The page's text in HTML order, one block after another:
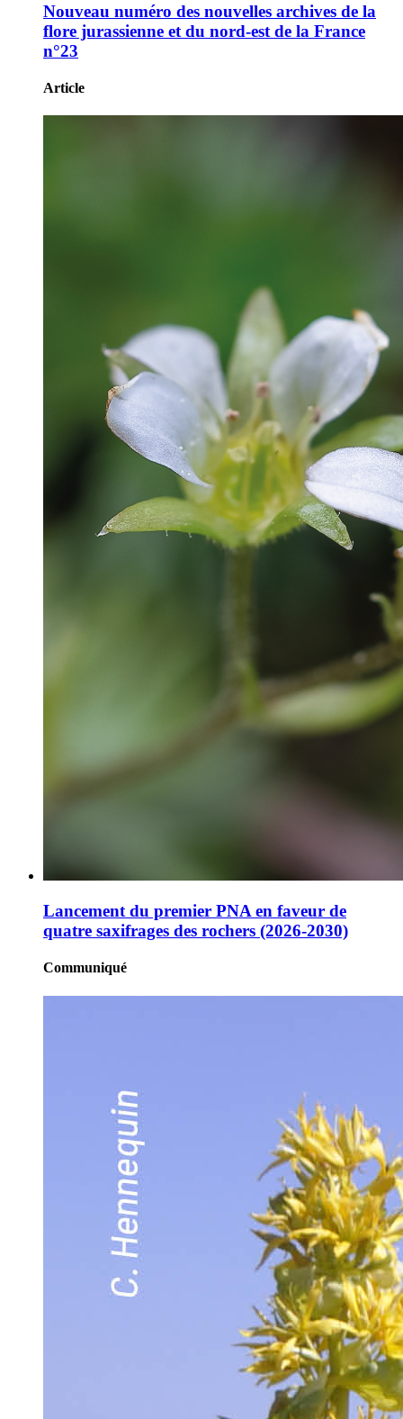
Nouveau numéro des nouvelles archives de la
flore jurassienne et du nord-est de la France
n°23
Article
Lancement du premier PNA en faveur de
quatre saxifrages des rochers (2026-2030)
Communiqué